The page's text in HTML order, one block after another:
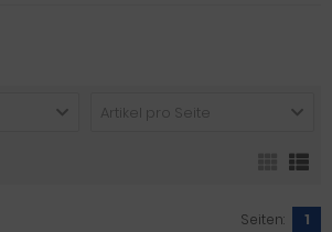
Artikel pro Seite
Seiten: 1